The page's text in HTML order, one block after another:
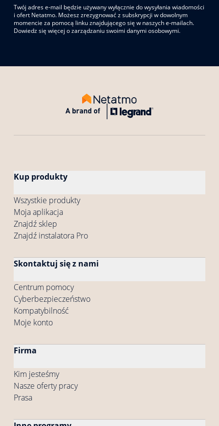
Twój adres e-mail będzie używany wyłącznie do wysyłania wiadomości
i ofert Netatmo. Możesz zrezygnować z subskrypcji w dowolnym
momencie za pomocą linku znajdującego się w naszych e-mailach.
Dowiedz się więcej o zarządzaniu swoimi danymi osobowymi.
Kup produkty
Wszystkie produkty
Moja aplikacja
Znajdź sklep
Znajdź instalatora Pro
Skontaktuj się z nami
Centrum pomocy
Cyberbezpieczeństwo
Kompatybilność
Moje konto
Firma
Kim jesteśmy
Nasze oferty pracy
Prasa